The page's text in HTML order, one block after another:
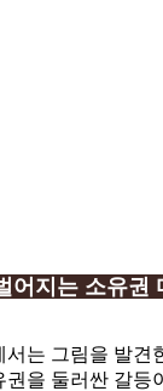
어지는 소유권
서는 그림을 발견
권을 둘러싼 갈등